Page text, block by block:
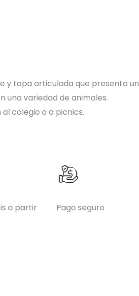
y tapa articulada que presenta un
una variedad de animales.
colegio o a picnics.
a partir
Pago seguro